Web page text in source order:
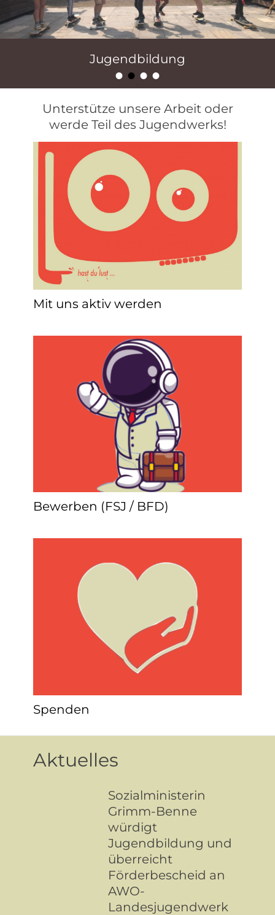
••••
Jugendbildung
Unterstütze unsere Arbeit oder
werde Teil des Jugendwerks!
Mit uns aktiv werden
Bewerben (FSJ / BFD)
Spenden
Aktuelles
Sozialministerin
Grimm-Benne
würdigt
Jugendbildung und
überreicht
Förderbescheid an
AWO-
Landesjugendwerk